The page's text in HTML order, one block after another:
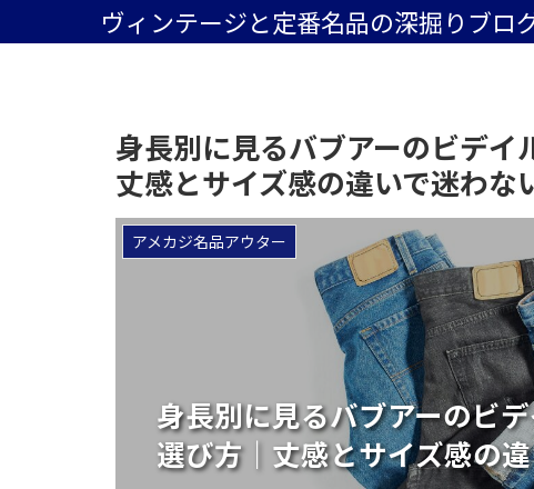
ヴィンテージと定番名品の深掘りブロ
身長別に見るバブアーのビデイ
丈感とサイズ感の違いで迷わな
身長別に見るバブアーのビ
選び方｜丈感とサイズ感の
アメカジ名品アウター